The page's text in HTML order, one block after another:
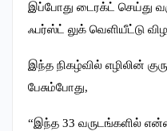
இப்போது டைரக்ட் செய்து
ஃபர்ஸ்ட் லுக் வெளியீட்டு
இந்த நிகழ்வில் எழிலின்
பேசும்போது,
“இந்த 33 வருடங்களில்